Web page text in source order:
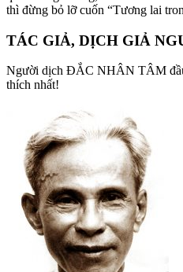
thì đừng bỏ lỡ cuốn “Tương lai
TÁC GIẢ, DỊCH GIẢ
Người dịch ĐẮC NHÂN TÂM
thích nhất!